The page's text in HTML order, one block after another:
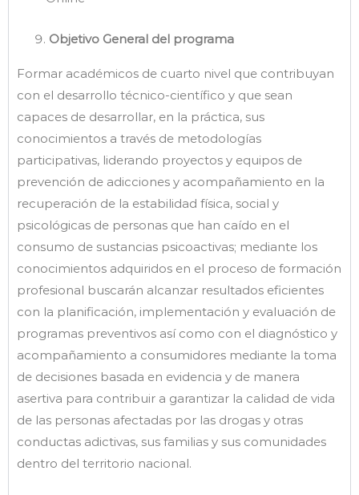
Objetivo General del programa
Formar académicos de cuarto nivel que contribuyan
con el desarrollo técnico-científico y que sean
capaces de desarrollar, en la práctica, sus
conocimientos a través de metodologías
participativas, liderando proyectos y equipos de
prevención de adicciones y acompañamiento en la
recuperación de la estabilidad física, social y
psicológicas de personas que han caído en el
consumo de sustancias psicoactivas; mediante los
conocimientos adquiridos en el proceso de formación
profesional buscarán alcanzar resultados eficientes
con la planificación, implementación y evaluación de
programas preventivos así como con el diagnóstico y
acompañamiento a consumidores mediante la toma
de decisiones basada en evidencia y de manera
asertiva para contribuir a garantizar la calidad de vida
de las personas afectadas por las drogas y otras
conductas adictivas, sus familias y sus comunidades
dentro del territorio nacional.